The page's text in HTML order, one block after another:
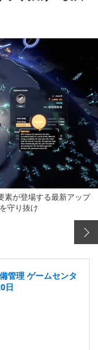
素が登場する最新アップ
守り抜け
管理 ゲームセンタ
日